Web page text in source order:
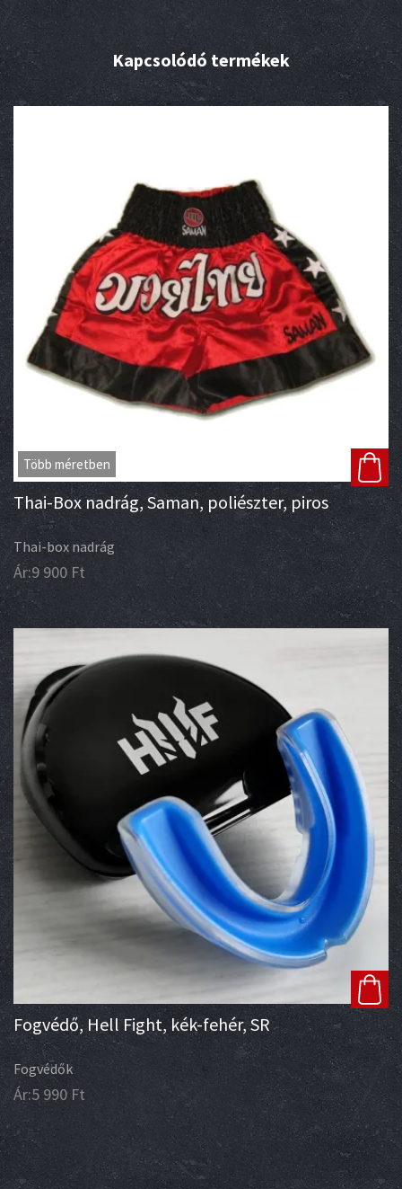
Kapcsolódó termékek
Több méretben
Thai-Box nadrág, Saman, poliészter, piros
Thai-box nadrág
Ár:9 900 Ft
Fogvédő, Hell Fight, kék-fehér, SR
Fogvédők
Ár:5 990 Ft